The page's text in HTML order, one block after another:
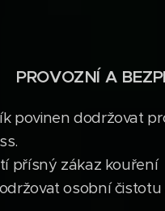
PROVOZNÍ A
povinen dodržovat
přísný zákaz kouření
osobní